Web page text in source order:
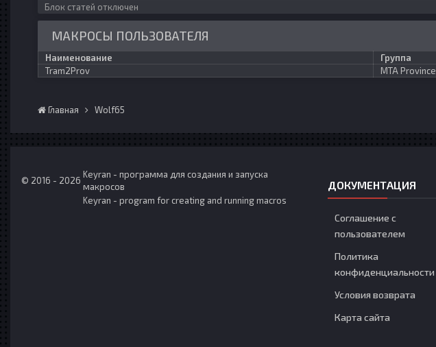
Блок статей отключен
МАКРОСЫ ПОЛЬЗОВАТЕЛЯ
Наименование Группа
Tram2Prov
MTA Province
Главная Wolf65
© 2016 - 2026
Keyran - программа для создания и запуска
макросов
Keyran - program for creating and running macros
ДОКУМЕНТАЦИЯ
Соглашение с
пользователем
Политика
конфиденциальности
Условия возврата
Карта сайта